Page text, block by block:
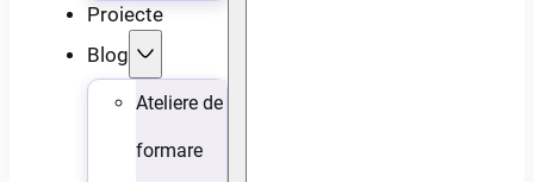
Proiecte
Blog
Ateliere de
formare